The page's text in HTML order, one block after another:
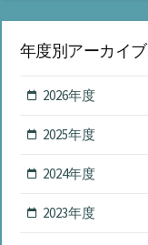
年度別アーカイブ
2026年度
2025年度
2024年度
2023年度